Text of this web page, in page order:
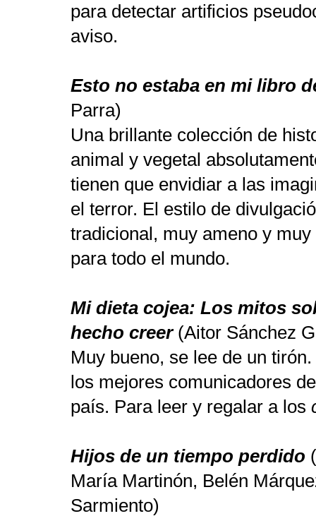
para detectar artificios
aviso.
Esto no estaba en mi libro
Parra)
Una brillante colección de
animal y vegetal
tienen que envidiar a las
el terror. El estilo de
tradicional, muy ameno y
para todo el mundo.
Mi dieta cojea: Los mitos
hecho creer(Aitor Sánchez
Muy bueno, se lee de un
los mejores comunicadores
país. Para leer y regalar a los
Hijos de un tiempo perdido
María Martinón, Belén
Sarmiento)